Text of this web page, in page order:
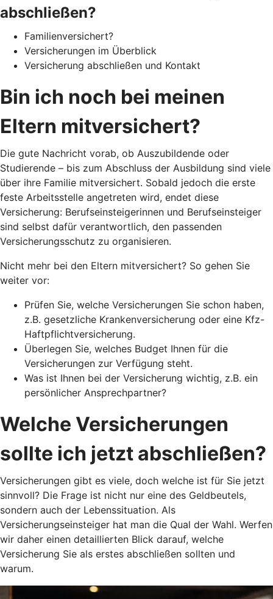
abschließen?
Familienversichert?
Versicherungen im Überblick
Versicherung abschließen und Kontakt
Bin ich noch bei meinen
Eltern mitversichert?
Die gute Nachricht vorab, ob Auszubildende oder
Studierende – bis zum Abschluss der Ausbildung sind viele
über ihre Familie mitversichert. Sobald jedoch die erste
feste Arbeitsstelle angetreten wird, endet diese
Versicherung: Berufseinsteigerinnen und Berufseinsteiger
sind selbst dafür verantwortlich, den passenden
Versicherungsschutz zu organisieren.
Nicht mehr bei den Eltern mitversichert? So gehen Sie
weiter vor:
Prüfen Sie, welche Versicherungen Sie schon haben,
z.B. gesetzliche Krankenversicherung oder eine Kfz-
Haftpflichtversicherung.
Überlegen Sie, welches Budget Ihnen für die
Versicherungen zur Verfügung steht.
Was ist Ihnen bei der Versicherung wichtig, z.B. ein
persönlicher Ansprechpartner?
Welche Versicherungen
sollte ich jetzt abschließen?
Versicherungen gibt es viele, doch welche ist für Sie jetzt
sinnvoll? Die Frage ist nicht nur eine des Geldbeutels,
sondern auch der Lebenssituation. Als
Versicherungseinsteiger hat man die Qual der Wahl. Werfen
wir daher einen detaillierten Blick darauf, welche
Versicherung Sie als erstes abschließen sollten und
warum.